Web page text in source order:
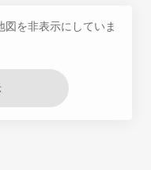
を非表示にしていま